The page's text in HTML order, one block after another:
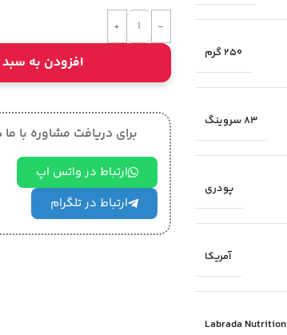
250 گرم
83 سروینگ
پودری
آمریکا
Labrada Nutrition
افزودن به سبد
برای دریافت مشاوره با ما
ارتباط در واتس اپ
ارتباط در تلگرام